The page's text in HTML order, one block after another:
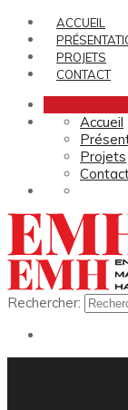
ACCUEIL
PROJETS
CONTACT
Accueil
Projets
Rechercher: